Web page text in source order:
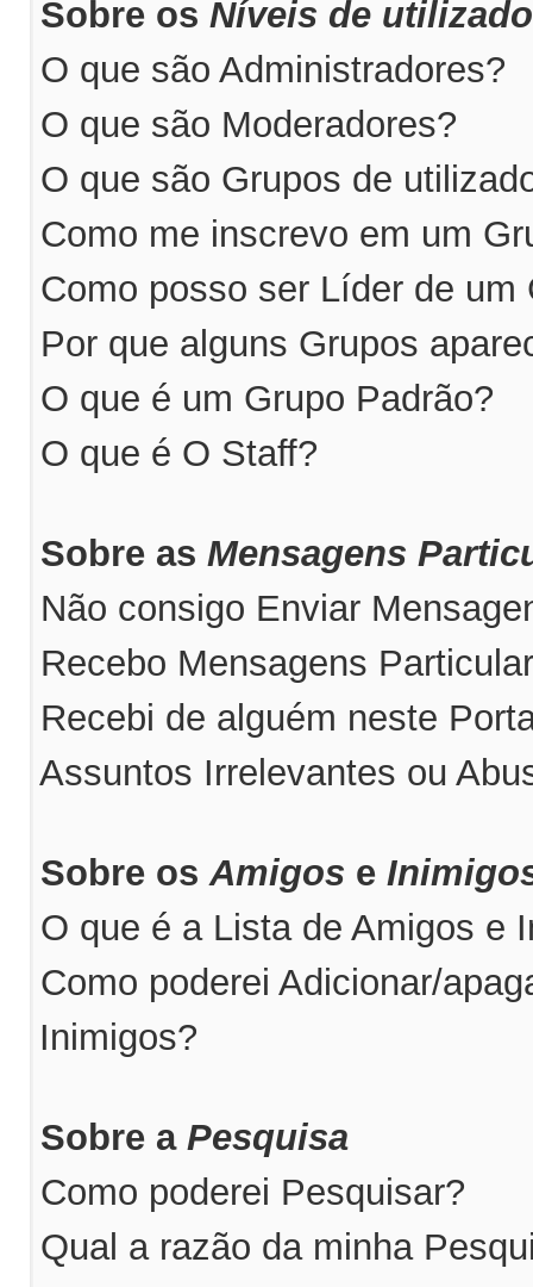
Sobre os Níveis de
O que são Administradores?
O que são Moderadores?
O que são Grupos de
Como me inscrevo em um
Como posso ser Líder de um
Por que alguns Grupos
O que é um Grupo Padrão?
O que é O Staff?
Sobre as Mensagens
Não consigo Enviar
Recebo Mensagens
Recebi de alguém neste
Assuntos Irrelevantes ou
Sobre osAmigos e
O que é a Lista de Amigos e
Como poderei Adicionar/
Inimigos?
Sobre a Pesquisa
Como poderei Pesquisar?
Qual a razão da minha